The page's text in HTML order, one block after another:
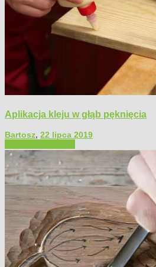
Aplikacja kleju w głąb pęknięcia
Bartosz, 22 lipca 2019